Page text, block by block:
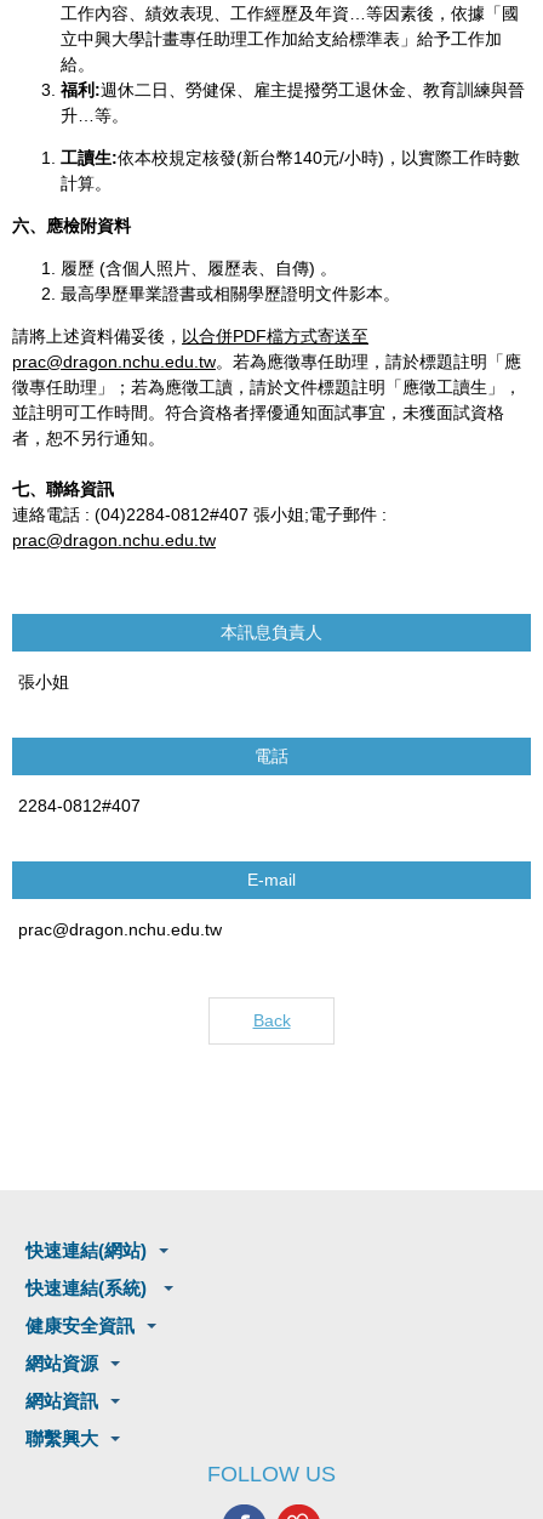
工作內容、績效表現、工作經歷及年資…等因素後，依據「國
立中興大學計畫專任助理工作加給支給標準表」給予工作加
給。
福利:週休二日、勞健保、雇主提撥勞工退休金、教育訓練與晉
升…等。
工讀生:依本校規定核發(新台幣140元/小時)，以實際工作時數
計算。
六、應檢附資料
履歷 (含個人照片、履歷表、自傳) 。
最高學歷畢業證書或相關學歷證明文件影本。
請將上述資料備妥後， 以合併PDF檔方式寄送至
prac@dragon.nchu.edu.tw。若為應徵專任助理，請於標題註明「應
徵專任助理」；若為應徵工讀，請於文件標題註明「應徵工讀生」，
並註明可工作時間。符合資格者擇優通知面試事宜，未獲面試資格
者，恕不另行通知。
七、聯絡資訊
連絡電話 : (04)2284-0812#407 張小姐;電子郵件 :
prac@dragon.nchu.edu.tw
本訊息負責人
張小姐
電話
2284-0812#407
E-mail
prac@dragon.nchu.edu.tw
Back
快速連結(網站)
快速連結(系統)
健康安全資訊
網站資源
網站資訊
聯繫興大
FOLLOW US